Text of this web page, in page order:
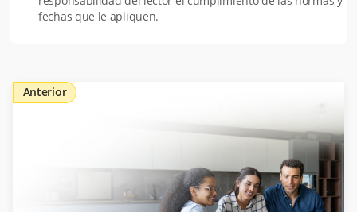
fechas que le apliquen.
Anterior